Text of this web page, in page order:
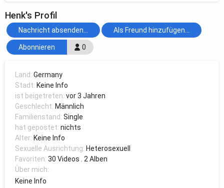
Henk's Profil
0
Abonnieren
Nachricht absenden... Als Freund hinzufügen...
Land:Germany
Stadt: Keine Info
ist beigetreten:vor 3 Jahren
Geschlecht: Männlich
Familienstand:Single
hat gepostet:nichts
Alter: Keine Info
Sexuelle Ausrichtung: Heterosexuell
Favoriten:30 Videos ,2 Alben
Über mich:
Keine Info